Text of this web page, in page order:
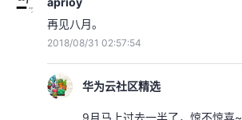
再见八月。
2018/08/31 02:57:54
华为云社区精选